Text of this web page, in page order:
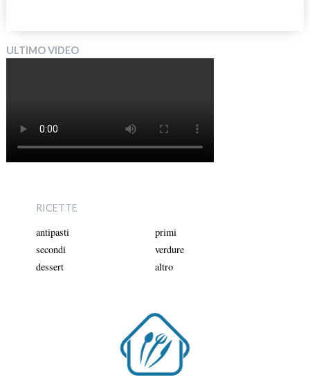
ULTIMO VIDEO
RICETTE
antipasti
primi
secondi
verdure
dessert
altro